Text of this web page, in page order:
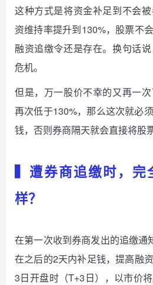
这种方式是将资金补足到不会
资维持率提升到130%，股票不
融资追缴令还是存在。换句话
危机。
但是，万一股价不幸的又再一
再次低于130%，那么这次就必
钱，否则券商隔天就会直接将股
▍遭券商追缴时，
样？
在第一次收到券商发出的追缴通
在之后的2天内补足钱，提高融
3日开盘时（T+3日），以市价